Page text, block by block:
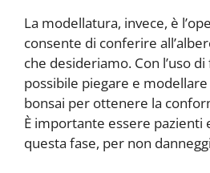
La modellatura, invece, è
consente di conferire
che desideriamo. Con l’uso
possibile piegare e
bonsai per ottenere la
È importante essere pazienti
questa fase, per non